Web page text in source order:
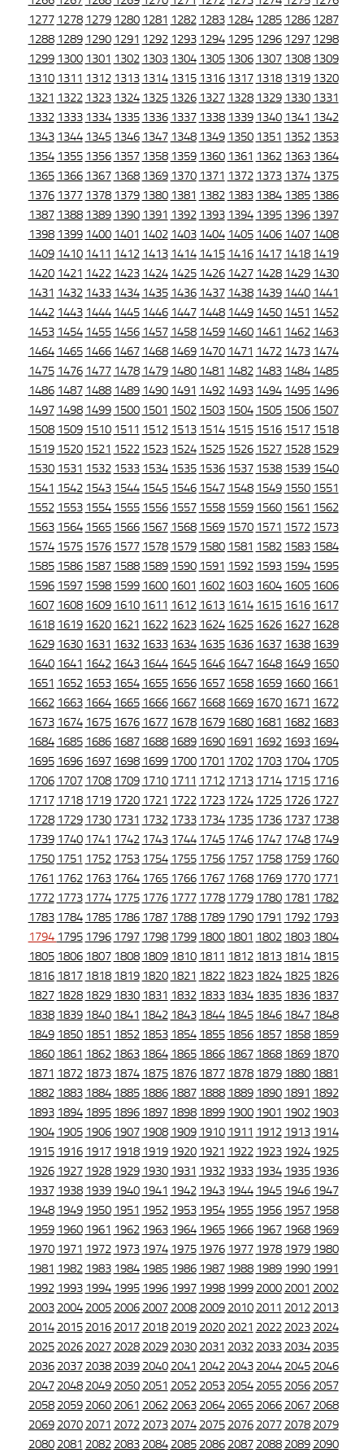
1277 1278 1279 1280 1281 1282 1283 1284 1285 1286 1287
1288 1289 1290 1291 1292 1293 1294 1295 1296 1297 1298
1299 1300 1301 1302 1303 1304 1305 1306 1307 1308 1309
1310 1311 1312 1313 1314 1315 1316 1317 1318 1319 1320
1321 1322 1323 1324 1325 1326 1327 1328 1329 1330 1331
1332 1333 1334 1335 1336 1337 1338 1339 1340 1341 1342
1343 1344 1345 1346 1347 1348 1349 1350 1351 1352 1353
1354 1355 1356 1357 1358 1359 1360 1361 1362 1363 1364
1365 1366 1367 1368 1369 1370 1371 1372 1373 1374 1375
1376 1377 1378 1379 1380 1381 1382 1383 1384 1385 1386
1387 1388 1389 1390 1391 1392 1393 1394 1395 1396 1397
1398 1399 1400 1401 1402 1403 1404 1405 1406 1407 1408
1409 1410 1411 1412 1413 1414 1415 1416 1417 1418 1419
1420 1421 1422 1423 1424 1425 1426 1427 1428 1429 1430
1431 1432 1433 1434 1435 1436 1437 1438 1439 1440 1441
1442 1443 1444 1445 1446 1447 1448 1449 1450 1451 1452
1453 1454 1455 1456 1457 1458 1459 1460 1461 1462 1463
1464 1465 1466 1467 1468 1469 1470 1471 1472 1473 1474
1475 1476 1477 1478 1479 1480 1481 1482 1483 1484 1485
1486 1487 1488 1489 1490 1491 1492 1493 1494 1495 1496
1497 1498 1499 1500 1501 1502 1503 1504 1505 1506 1507
1508 1509 1510 1511 1512 1513 1514 1515 1516 1517 1518
1519 1520 1521 1522 1523 1524 1525 1526 1527 1528 1529
1530 1531 1532 1533 1534 1535 1536 1537 1538 1539 1540
1541 1542 1543 1544 1545 1546 1547 1548 1549 1550 1551
1552 1553 1554 1555 1556 1557 1558 1559 1560 1561 1562
1563 1564 1565 1566 1567 1568 1569 1570 1571 1572 1573
1574 1575 1576 1577 1578 1579 1580 1581 1582 1583 1584
1585 1586 1587 1588 1589 1590 1591 1592 1593 1594 1595
1596 1597 1598 1599 1600 1601 1602 1603 1604 1605 1606
1607 1608 1609 1610 1611 1612 1613 1614 1615 1616 1617
1618 1619 1620 1621 1622 1623 1624 1625 1626 1627 1628
1629 1630 1631 1632 1633 1634 1635 1636 1637 1638 1639
1640 1641 1642 1643 1644 1645 1646 1647 1648 1649 1650
1651 1652 1653 1654 1655 1656 1657 1658 1659 1660 1661
1662 1663 1664 1665 1666 1667 1668 1669 1670 1671 1672
1673 1674 1675 1676 1677 1678 1679 1680 1681 1682 1683
1684 1685 1686 1687 1688 1689 1690 1691 1692 1693 1694
1695 1696 1697 1698 1699 1700 1701 1702 1703 1704 1705
1706 1707 1708 1709 1710 1711 1712 1713 1714 1715 1716
1717 1718 1719 1720 1721 1722 1723 1724 1725 1726 1727
1728 1729 1730 1731 1732 1733 1734 1735 1736 1737 1738
1739 1740 1741 1742 1743 1744 1745 1746 1747 1748 1749
1750 1751 1752 1753 1754 1755 1756 1757 1758 1759 1760
1761 1762 1763 1764 1765 1766 1767 1768 1769 1770 1771
1772 1773 1774 1775 1776 1777 1778 1779 1780 1781 1782
1783 1784 1785 1786 1787 1788 1789 1790 1791 1792 1793
1794 1795 1796 1797 1798 1799 1800 1801 1802 1803 1804
1805 1806 1807 1808 1809 1810 1811 1812 1813 1814 1815
1816 1817 1818 1819 1820 1821 1822 1823 1824 1825 1826
1827 1828 1829 1830 1831 1832 1833 1834 1835 1836 1837
1838 1839 1840 1841 1842 1843 1844 1845 1846 1847 1848
1849 1850 1851 1852 1853 1854 1855 1856 1857 1858 1859
1860 1861 1862 1863 1864 1865 1866 1867 1868 1869 1870
1871 1872 1873 1874 1875 1876 1877 1878 1879 1880 1881
1882 1883 1884 1885 1886 1887 1888 1889 1890 1891 1892
1893 1894 1895 1896 1897 1898 1899 1900 1901 1902 1903
1904 1905 1906 1907 1908 1909 1910 1911 1912 1913 1914
1915 1916 1917 1918 1919 1920 1921 1922 1923 1924 1925
1926 1927 1928 1929 1930 1931 1932 1933 1934 1935 1936
1937 1938 1939 1940 1941 1942 1943 1944 1945 1946 1947
1948 1949 1950 1951 1952 1953 1954 1955 1956 1957 1958
1959 1960 1961 1962 1963 1964 1965 1966 1967 1968 1969
1970 1971 1972 1973 1974 1975 1976 1977 1978 1979 1980
1981 1982 1983 1984 1985 1986 1987 1988 1989 1990 1991
1992 1993 1994 1995 1996 1997 1998 1999 2000 2001 2002
2003 2004 2005 2006 2007 2008 2009 2010 2011 2012 2013
2014 2015 2016 2017 2018 2019 2020 2021 2022 2023 2024
2025 2026 2027 2028 2029 2030 2031 2032 2033 2034 2035
2036 2037 2038 2039 2040 2041 2042 2043 2044 2045 2046
2047 2048 2049 2050 2051 2052 2053 2054 2055 2056 2057
2058 2059 2060 2061 2062 2063 2064 2065 2066 2067 2068
2069 2070 2071 2072 2073 2074 2075 2076 2077 2078 2079
2080 2081 2082 2083 2084 2085 2086 2087 2088 2089 2090